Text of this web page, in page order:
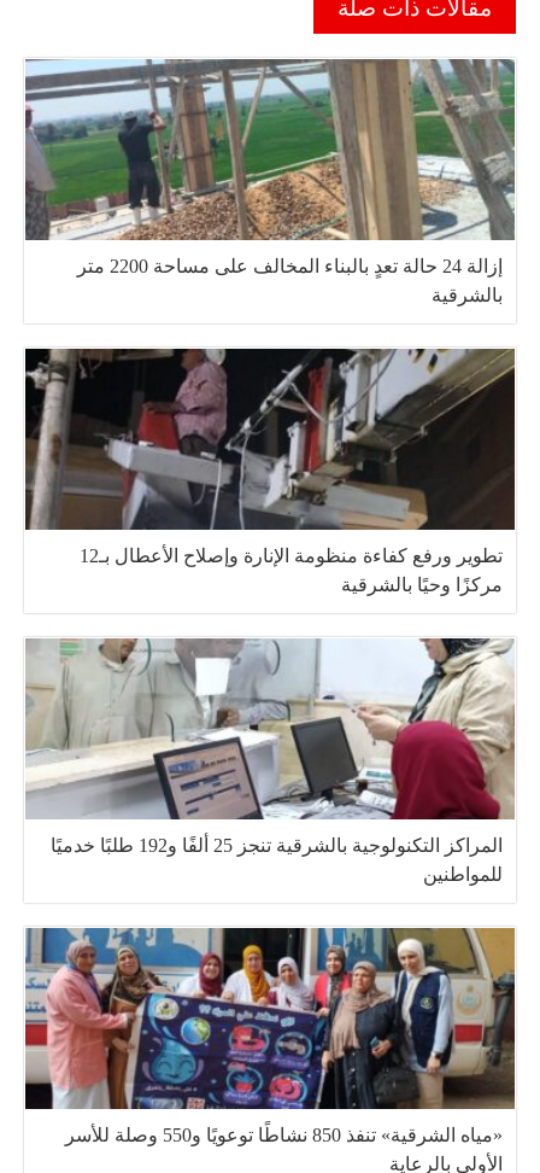
مقالات ذات صلة
إزالة 24 حالة تعدٍ بالبناء المخالف على مساحة 2200 متر
بالشرقية
تطوير ورفع كفاءة منظومة الإنارة وإصلاح الأعطال بـ12
مركزًا وحيًا بالشرقية
المراكز التكنولوجية بالشرقية تنجز 25 ألفًا و192 طلبًا خدميًا
للمواطنين
«مياه الشرقية» تنفذ 850 نشاطًا توعويًا و550 وصلة للأسر
الأولى بالرعاية